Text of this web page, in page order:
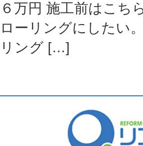
６万円 施工前はこち
ローリングにしたい
リング […]